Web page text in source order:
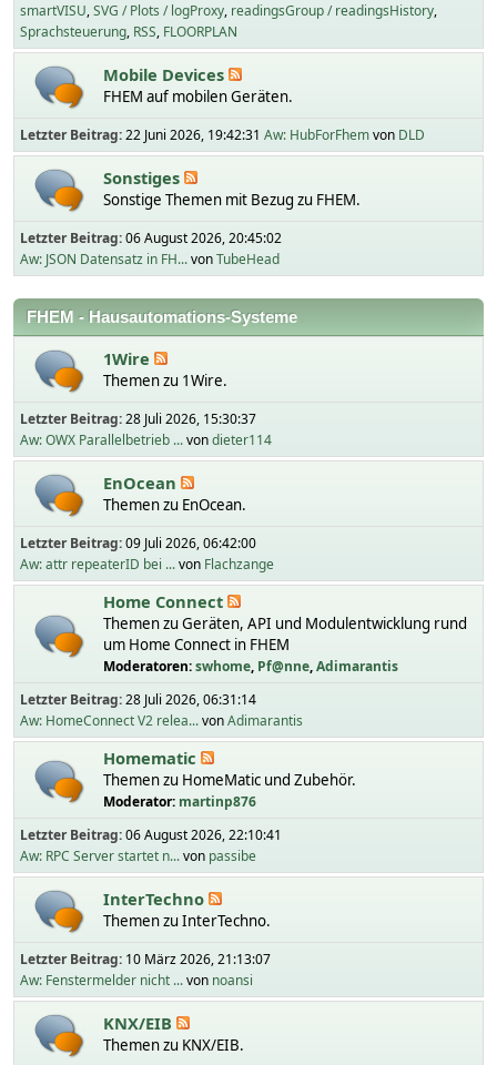
smartVISU SVG / Plots / logProxy readingsGroup / readingsHistory
Sprachsteuerung RSS FLOORPLAN
Mobile Devices
FHEM auf mobilen Geräten.
Letzter Beitrag:22 Juni 2026, 19:42:31 Aw: HubForFhemvon DLD
Sonstiges
Sonstige Themen mit Bezug zu FHEM.
Letzter Beitrag:06 August 2026, 20:45:02
Aw: JSON Datensatz in FH...vonTubeHead
FHEM - Hausautomations-Systeme
1Wire
Themen zu 1Wire.
Letzter Beitrag:28 Juli 2026, 15:30:37
Aw: OWX Parallelbetrieb ...vondieter114
EnOcean
Themen zu EnOcean.
Letzter Beitrag:09 Juli 2026, 06:42:00
Aw: attr repeaterID bei ...von Flachzange
Home Connect
Themen zu Geräten, API und Modulentwicklung rund
um Home Connect in FHEM
Moderatoren:swhome, Pf@nne,Adimarantis
Letzter Beitrag:28 Juli 2026, 06:31:14
Aw: HomeConnect V2 relea...vonAdimarantis
Homematic
Themen zu HomeMatic und Zubehör.
Moderator: martinp876
Letzter Beitrag:06 August 2026, 22:10:41
Aw: RPC Server startet n...von passibe
InterTechno
Themen zu InterTechno.
Letzter Beitrag: 10 März 2026, 21:13:07
Aw: Fenstermelder nicht ...von noansi
KNX/EIB
Themen zu KNX/EIB.